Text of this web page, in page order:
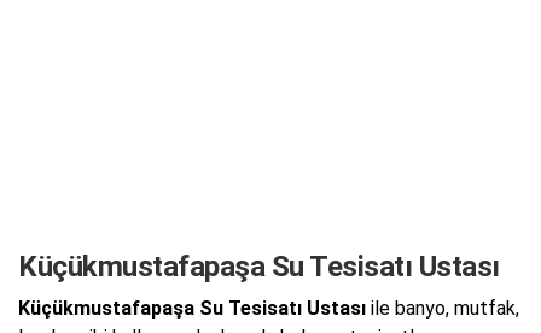
Küçükmustafapaşa Su Tesisatı Ustası
Küçükmustafapaşa Su Tesisatı Ustası ile banyo, mutfak,